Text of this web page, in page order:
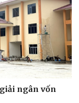
ngân vốn